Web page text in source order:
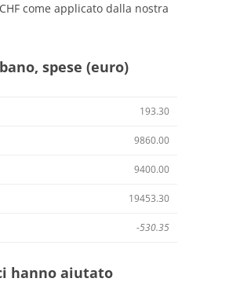
come applicato dalla nostra
spese (euro)
193.30
9860.00
9400.00
19453.30
-530.35
hanno aiutato